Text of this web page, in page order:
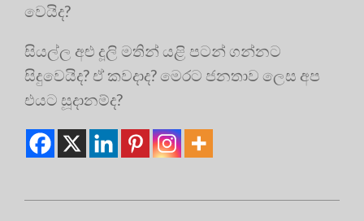
වෙයිද?
සියල්ල අළු දූලි මතින් යළි පටන් ගන්නට
සිදුවෙයිද? ඒ කවදාද? මෙරට ජනතාව ලෙස අප
එයට සූදානම්ද?